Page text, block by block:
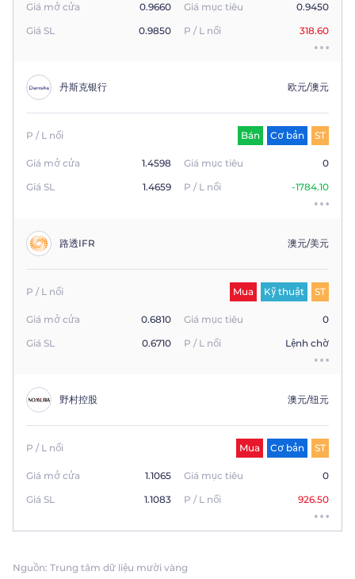
Giá mở cửa 0.9660 Giá mục tiêu
0.9450
Giá SL
0.9850 P / L nổi 318.60
丹斯克银行 欧元/澳元
P / L nổi Bán Cơ bản ST
Giá mở cửa 1.4598 Giá mục tiêu
0
Giá SL
1.4659 P / L nổi -1784.10
路透IFR 澳元/美元
P / L nổi Mua Kỹ thuật ST
Giá mở cửa 0.6810 Giá mục tiêu
0
Giá SL
0.6710 P / L nổi Lệnh chờ
野村控股 澳元/纽元
P / L nổi Mua Cơ bản ST
Giá mở cửa 1.1065 Giá mục tiêu
0
Giá SL
1.1083 P / L nổi 926.50
Nguồn: Trung tâm dữ liệu mười vàng